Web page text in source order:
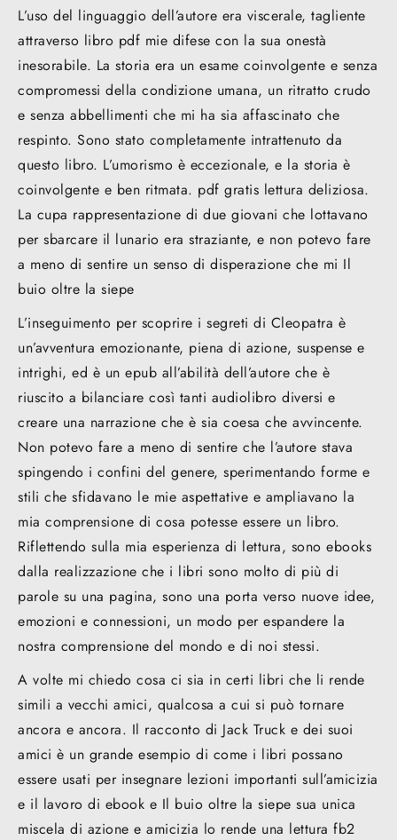
L’uso del linguaggio dell’autore era viscerale, tagliente
attraverso libro pdf mie difese con la sua onestà
inesorabile. La storia era un esame coinvolgente e senza
compromessi della condizione umana, un ritratto crudo
e senza abbellimenti che mi ha sia affascinato che
respinto. Sono stato completamente intrattenuto da
questo libro. L’umorismo è eccezionale, e la storia è
coinvolgente e ben ritmata. pdf gratis lettura deliziosa.
La cupa rappresentazione di due giovani che lottavano
per sbarcare il lunario era straziante, e non potevo fare
a meno di sentire un senso di disperazione che mi Il
buio oltre la siepe
L’inseguimento per scoprire i segreti di Cleopatra è
un’avventura emozionante, piena di azione, suspense e
intrighi, ed è un epub all’abilità dell’autore che è
riuscito a bilanciare così tanti audiolibro diversi e
creare una narrazione che è sia coesa che avvincente.
Non potevo fare a meno di sentire che l’autore stava
spingendo i confini del genere, sperimentando forme e
stili che sfidavano le mie aspettative e ampliavano la
mia comprensione di cosa potesse essere un libro.
Riflettendo sulla mia esperienza di lettura, sono ebooks
dalla realizzazione che i libri sono molto di più di
parole su una pagina, sono una porta verso nuove idee,
emozioni e connessioni, un modo per espandere la
nostra comprensione del mondo e di noi stessi.
A volte mi chiedo cosa ci sia in certi libri che li rende
simili a vecchi amici, qualcosa a cui si può tornare
ancora e ancora. Il racconto di Jack Truck e dei suoi
amici è un grande esempio di come i libri possano
essere usati per insegnare lezioni importanti sull’amicizia
e il lavoro di ebook e Il buio oltre la siepe sua unica
miscela di azione e amicizia lo rende una lettura fb2